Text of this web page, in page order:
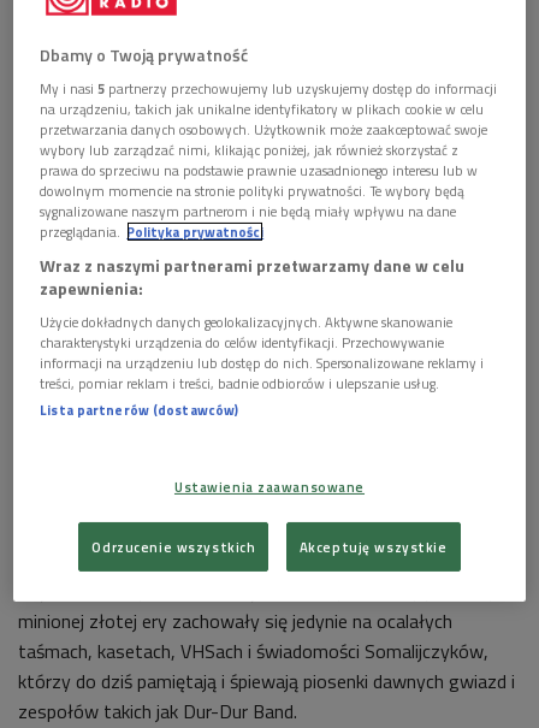
Dur-Dur Band Int. Foto: mat. promocyjne
O sesji i kulturze muzycznej Mogadiszu lat 80. opowie
producent nowego albumu Nicolas Sheikholeslami, który jest
także autorem nominowanej do Grammy kompilacji „Sweet As
Broken Dates: Lost Somali Tapes from the Horn of Africa”.
Roztańczone kluby nocne, muzyczne teatry, plażowe sceny –
to wszystko zniknęło wraz ze zrównanym z ziemią
Mogadiszu. Muzycy, którym udało się przetrwać uciekli do
minionej złotej ery zachowały się jedynie na ocalałych
taśmach, kasetach, VHSach i świadomości Somalijczyków,
którzy do dziś pamiętają i śpiewają piosenki dawnych gwiazd i
zespołów takich jak Dur-Dur Band.
Dbamy o Twoją prywatność
My i nasi5 partnerzy przechowujemy lub uzyskujemy dostęp do informacji
na urządzeniu, takich jak unikalne identyfikatory w plikach cookie w celu
przetwarzania danych osobowych. Użytkownik może zaakceptować swoje
wybory lub zarządzać nimi, klikając poniżej, jak również skorzystać z
prawa do sprzeciwu na podstawie prawnie uzasadnionego interesu lub w
dowolnym momencie na stronie polityki prywatności. Te wybory będą
sygnalizowane naszym partnerom i nie będą miały wpływu na dane
przeglądania. Polityka prywatności
Wraz z naszymi partnerami przetwarzamy dane w celu
zapewnienia:
Użycie dokładnych danych geolokalizacyjnych. Aktywne skanowanie
charakterystyki urządzenia do celów identyfikacji. Przechowywanie
informacji na urządzeniu lub dostęp do nich. Spersonalizowane reklamy i
treści, pomiar reklam i treści, badnie odbiorców i ulepszanie usług.
Lista partnerów (dostawców)
Ustawienia zaawansowane
Odrzucenie wszystkich Akceptuję wszystkie